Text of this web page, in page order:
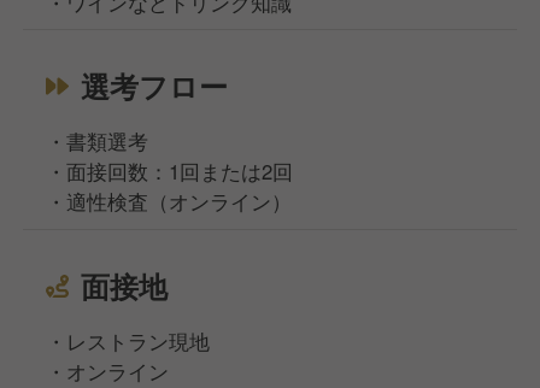
選考フロー
・書類選考
・面接回数：1回または2回
・適性検査（オンライン）
面接地
・レストラン現地
・オンライン